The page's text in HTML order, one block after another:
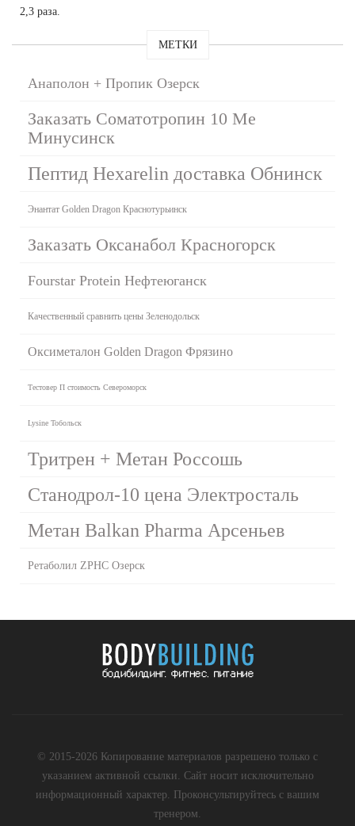
2,3 раза.
МЕТКИ
Анаполон + Пропик Озерск
Заказать Соматотропин 10 Me
Минусинск
Пептид Hexarelin доставка Обнинск
Энантат Golden Dragon Краснотурьинск
Заказать Оксанабол Красногорск
Fourstar Protein Нефтеюганск
Качественный сравнить цены Зеленодольск
Оксиметалон Golden Dragon Фрязино
Тестовер П стоимость Североморск
Lysine Тобольск
Тритрен + Метан Россошь
Станодрол-10 цена Электросталь
Метан Balkan Pharma Арсеньев
Ретаболил ZPHC Озерск
© 2015-2026 Копирование материалов разрешено только с
указанием активной ссылки. Сайт носит исключительно
информационный характер. Проконсультируйтесь с вашим
тренером.